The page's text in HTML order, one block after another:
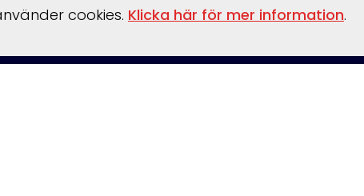
cookies. Klicka här för mer information.